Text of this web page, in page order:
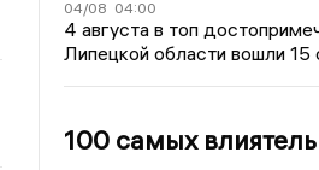
04/08 04:00
4 августа в топ
Липецкой области вошли 15
100 самых